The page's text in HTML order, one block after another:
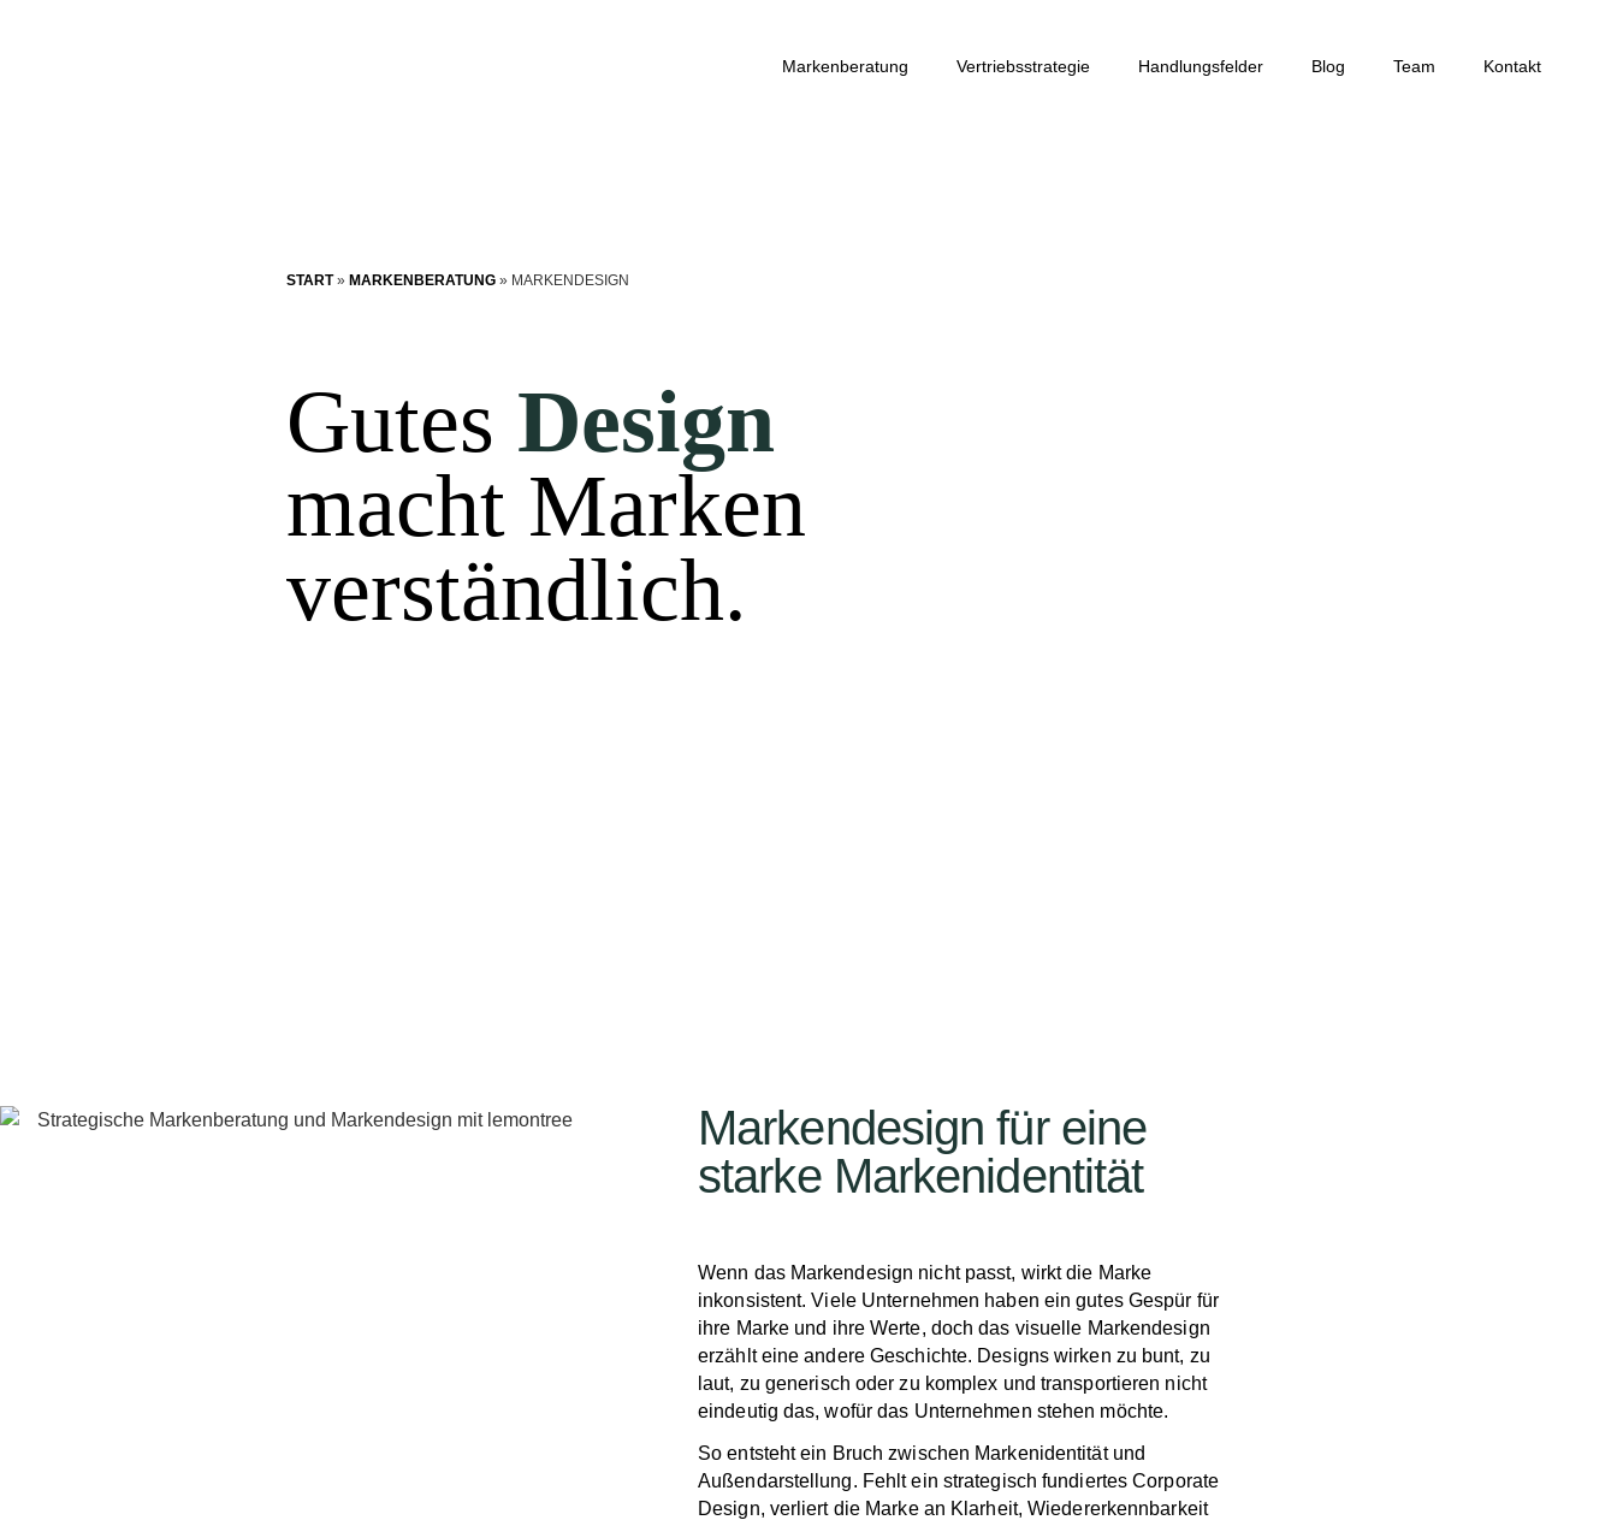
Markenberatung Vertriebsstrategie Handlungsfelder Blog Team Kontakt
START»MARKENBERATUNG » MARKENDESIGN
Gutes Design
macht Marken
verständlich.
Markendesign für eine
starke Markenidentität
Wenn das Markendesign nicht passt, wirkt die Marke
inkonsistent. Viele Unternehmen haben ein gutes Gespür für
ihre Marke und ihre Werte, doch das visuelle Markendesign
erzählt eine andere Geschichte. Designs wirken zu bunt, zu
laut, zu generisch oder zu komplex und transportieren nicht
eindeutig das, wofür das Unternehmen stehen möchte.
So entsteht ein Bruch zwischen Markenidentität und
Außendarstellung. Fehlt ein strategisch fundiertes Corporate
Design, verliert die Marke an Klarheit, Wiedererkennbarkeit